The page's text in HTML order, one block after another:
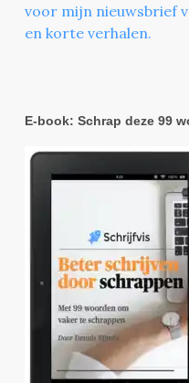
voor mijn nieuwsbrief
en korte verhalen.
E-book: Schrap deze 99